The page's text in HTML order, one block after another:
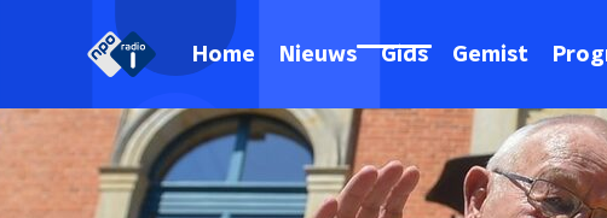
Home Nieuws Gids Gemist